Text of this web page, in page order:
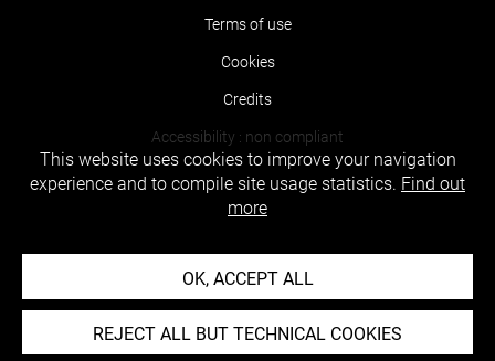
Terms of use
Cookies
Credits
Accessibility : non compliant
This website uses cookies to improve your navigation
experience and to compile site usage statistics. Find out
more
OK, ACCEPT ALL
REJECT ALL BUT TECHNICAL COOKIES